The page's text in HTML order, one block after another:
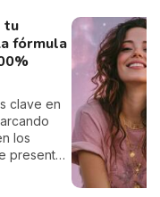
tu
fórmula
clave en
los
presentas
preciso,